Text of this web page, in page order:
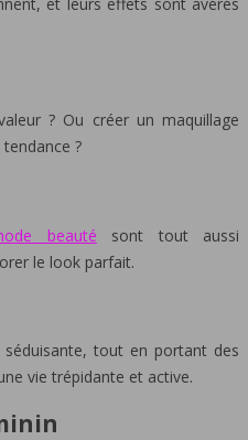
? Ou créer un maquillage
?
beauté sont tout aussi
le look parfait.
séduisante, tout en portant des
vie trépidante et active.